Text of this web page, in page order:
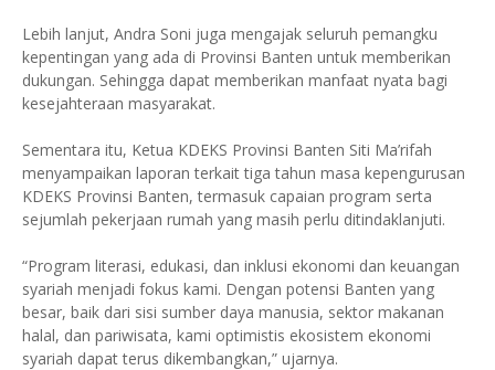
Lebih lanjut, Andra Soni juga mengajak seluruh pemangku
kepentingan yang ada di Provinsi Banten untuk memberikan
dukungan. Sehingga dapat memberikan manfaat nyata bagi
kesejahteraan masyarakat.
Sementara itu, Ketua KDEKS Provinsi Banten Siti Ma’rifah
menyampaikan laporan terkait tiga tahun masa kepengurusan
KDEKS Provinsi Banten, termasuk capaian program serta
sejumlah pekerjaan rumah yang masih perlu ditindaklanjuti.
“Program literasi, edukasi, dan inklusi ekonomi dan keuangan
syariah menjadi fokus kami. Dengan potensi Banten yang
besar, baik dari sisi sumber daya manusia, sektor makanan
halal, dan pariwisata, kami optimistis ekosistem ekonomi
syariah dapat terus dikembangkan,” ujarnya.